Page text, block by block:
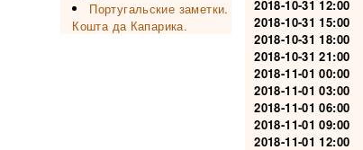
Португальские заметки.
Кошта да Капарика.
2018-10-31 12:00
2018-10-31 15:00
2018-10-31 18:00
2018-10-31 21:00
2018-11-01 00:00
2018-11-01 03:00
2018-11-01 06:00
2018-11-01 09:00
2018-11-01 12:00